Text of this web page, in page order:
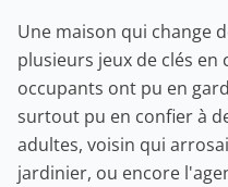
Une maison qui change
plusieurs jeux de clés en
occupants ont pu en
surtout pu en confier à
adultes, voisin qui
jardinier, ou encore